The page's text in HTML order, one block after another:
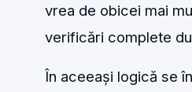
vrea de obicei mai
verificări complete
În aceeași logică se